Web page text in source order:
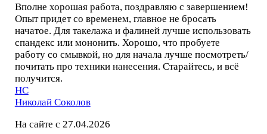
Вполне хорошая работа, поздравляю с завершением!
Опыт придет со временем, главное не бросать
начатое. Для такелажа и фалиней лучше использовать
спандекс или мононить. Хорошо, что пробуете
работу со смывкой, но для начала лучше посмотреть/
почитать про техники нанесения. Старайтесь, и всё
получится.
НС
Николай Соколов
На сайте с 27.04.2026